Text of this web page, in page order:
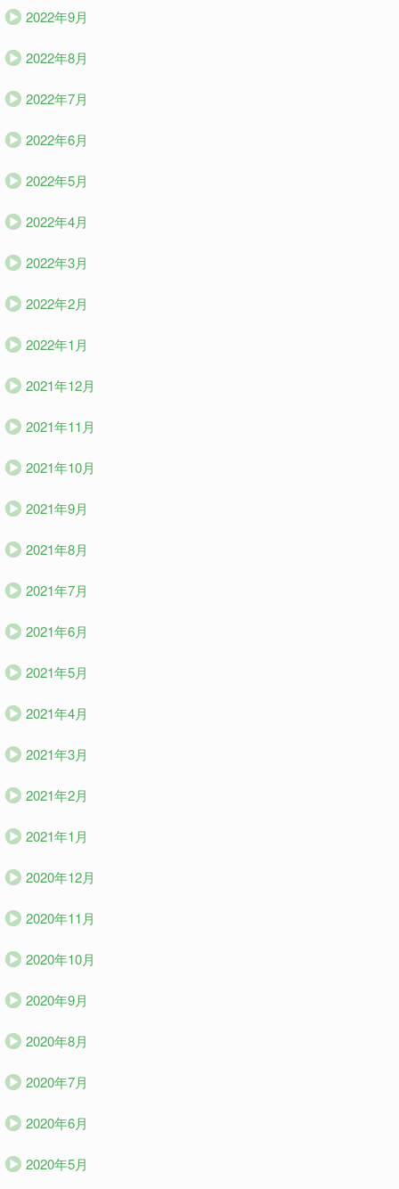
2022年9月
2022年8月
2022年7月
2022年6月
2022年5月
2022年4月
2022年3月
2022年2月
2022年1月
2021年12月
2021年11月
2021年10月
2021年9月
2021年8月
2021年7月
2021年6月
2021年5月
2021年4月
2021年3月
2021年2月
2021年1月
2020年12月
2020年11月
2020年10月
2020年9月
2020年8月
2020年7月
2020年6月
2020年5月